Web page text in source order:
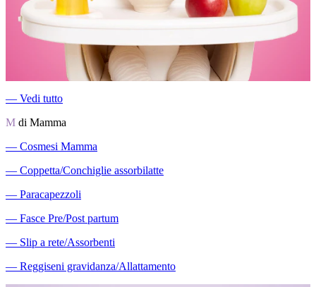
― Vedi tutto
M di Mamma
― Cosmesi Mamma
― Coppetta/Conchiglie assorbilatte
― Paracapezzoli
― Fasce Pre/Post partum
― Slip a rete/Assorbenti
― Reggiseni gravidanza/Allattamento